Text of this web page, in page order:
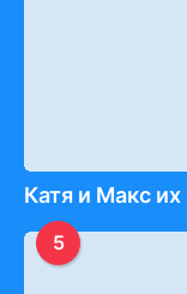
Катя и Макс
5